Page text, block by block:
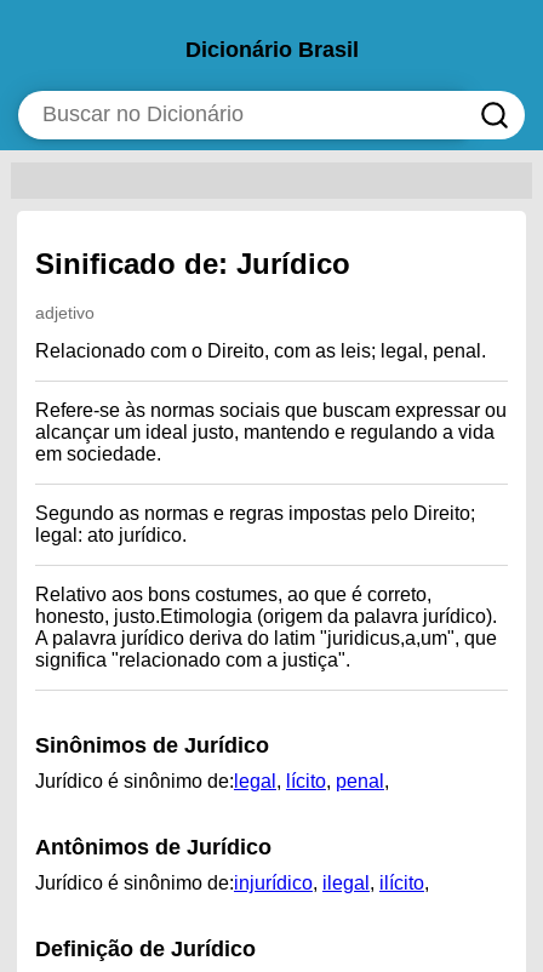
Dicionário Brasil
Sinificado de: Jurídico
adjetivo
Relacionado com o Direito, com as leis; legal, penal.
Refere-se às normas sociais que buscam expressar ou
alcançar um ideal justo, mantendo e regulando a vida
em sociedade.
Segundo as normas e regras impostas pelo Direito;
legal: ato jurídico.
Relativo aos bons costumes, ao que é correto,
honesto, justo.Etimologia (origem da palavra jurídico).
A palavra jurídico deriva do latim "juridicus,a,um", que
significa "relacionado com a justiça".
Sinônimos de Jurídico
Jurídico é sinônimo de: legal , lícito, penal ,
Antônimos de Jurídico
Jurídico é sinônimo de:injurídico, ilegal , ilícito,
Definição de Jurídico